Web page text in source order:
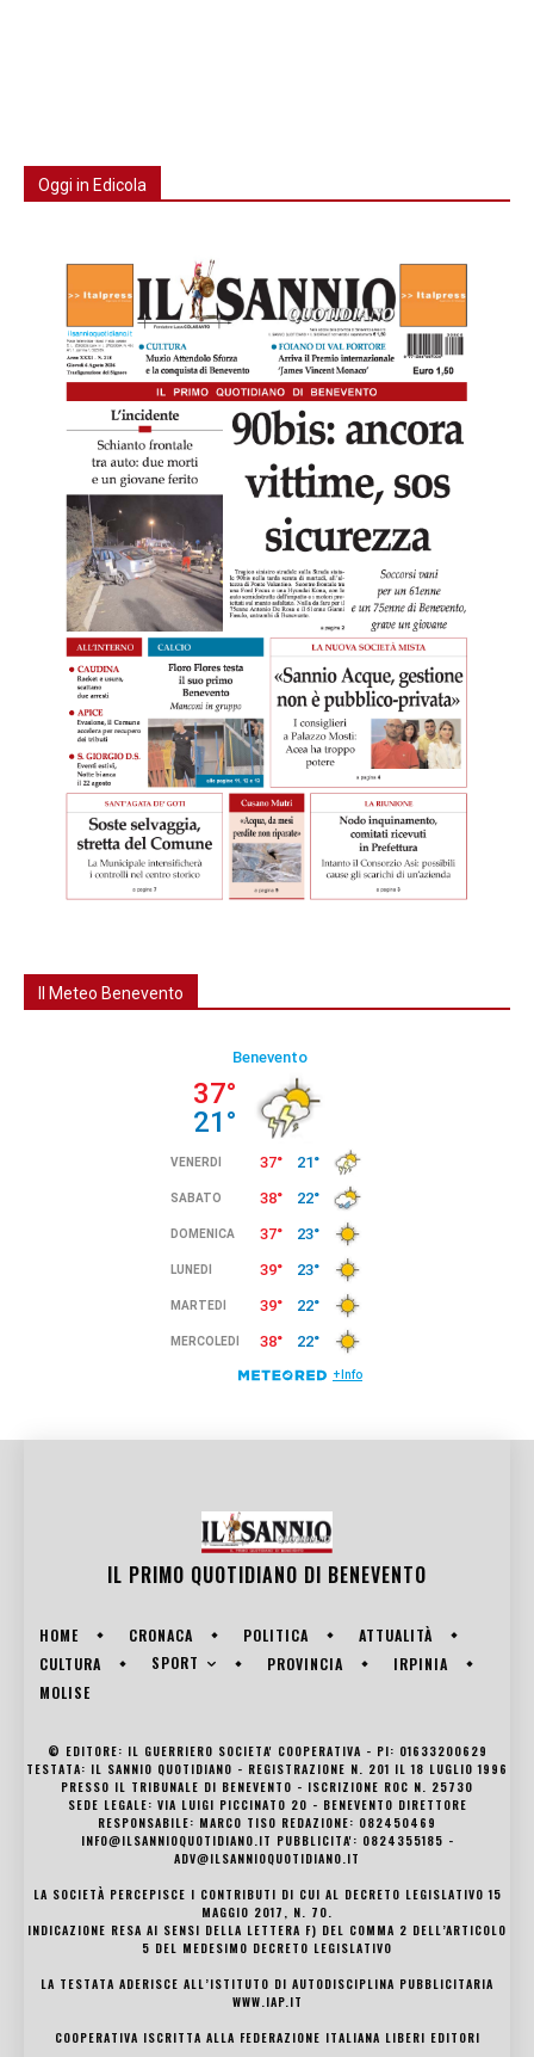
Oggi in Edicola
Il Meteo Benevento
IL PRIMO QUOTIDIANO DI BENEVENTO
HOME CRONACA POLITICA
ATTUALITÀ
CULTURA
SPORT PROVINCIA
IRPINIA
MOLISE
© EDITORE: IL GUERRIERO SOCIETA' COOPERATIVA - PI: 01633200629
TESTATA: IL SANNIO QUOTIDIANO - REGISTRAZIONE N. 201 IL 18 LUGLIO 1996
PRESSO IL TRIBUNALE DI BENEVENTO - ISCRIZIONE ROC N. 25730
SEDE LEGALE: VIA LUIGI PICCINATO 20 - BENEVENTO DIRETTORE
RESPONSABILE: MARCO TISO REDAZIONE: 082450469
INFO@ILSANNIOQUOTIDIANO.IT PUBBLICITA': 0824355185 -
ADV@ILSANNIOQUOTIDIANO.IT
LA SOCIETÀ PERCEPISCE I CONTRIBUTI DI CUI AL DECRETO LEGISLATIVO 15
MAGGIO 2017, N. 70.
INDICAZIONE RESA AI SENSI DELLA LETTERA F) DEL COMMA 2 DELL’ARTICOLO
5 DEL MEDESIMO DECRETO LEGISLATIVO
LA TESTATA ADERISCE ALL’ISTITUTO DI AUTODISCIPLINA PUBBLICITARIA
WWW.IAP.IT
COOPERATIVA ISCRITTA ALLA FEDERAZIONE ITALIANA LIBERI EDITORI